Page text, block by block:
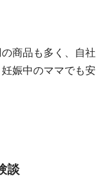
商品も多く、自社
娠中のママでも安
談